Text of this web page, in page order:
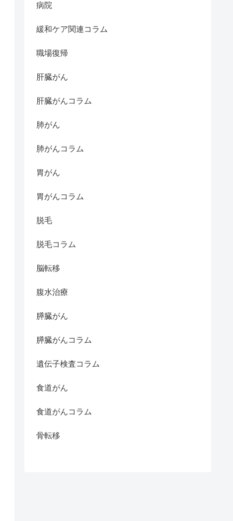
病院
緩和ケア関連コラム
職場復帰
肝臓がん
肝臓がんコラム
肺がん
肺がんコラム
胃がん
胃がんコラム
脱毛
脱毛コラム
脳転移
腹水治療
膵臓がん
膵臓がんコラム
遺伝子検査コラム
食道がん
食道がんコラム
骨転移